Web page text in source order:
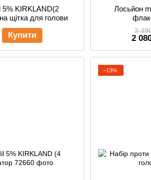
5% KIRKLAND(2
щітка для голови
Купити
Лосьйон
2
2
−13%